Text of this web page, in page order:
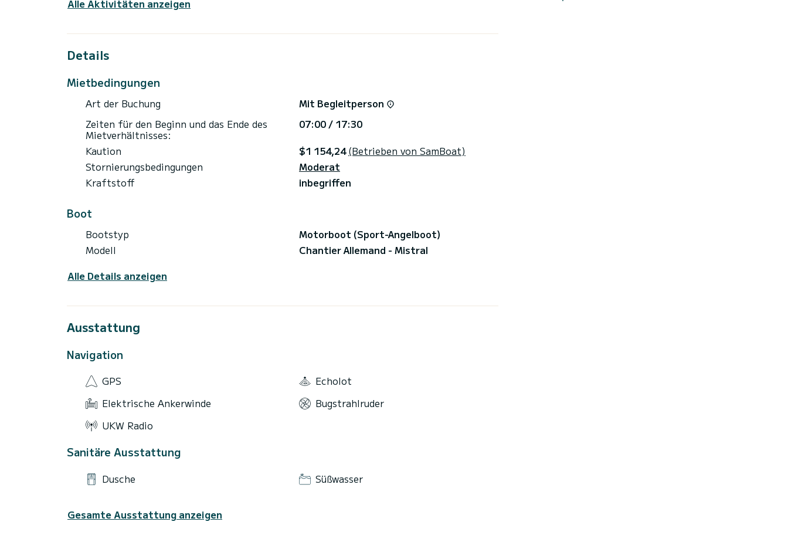
Alle Aktivitäten anzeigen
Details
Mietbedingungen
Art der Buchung
Mit Begleitperson
Zeiten für den Beginn und das Ende des
Mietverhältnisses:
07:00 / 17:30
Kaution
$1 154,24(Betrieben von SamBoat)
Stornierungsbedingungen
Moderat
Kraftstoff
inbegriffen
Boot
Bootstyp
Motorboot (Sport-Angelboot)
Modell
Chantier Allemand - Mistral
Alle Details anzeigen
Ausstattung
Navigation
GPS
Echolot
Elektrische Ankerwinde
Bugstrahlruder
UKW Radio
Sanitäre Ausstattung
Dusche Süßwasser
Gesamte Ausstattung anzeigen